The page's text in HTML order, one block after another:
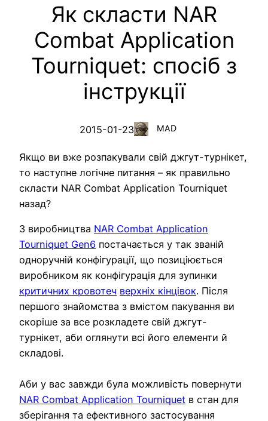
Як скласти NAR
Combat Application
Tourniquet: спосіб з
інструкції
2015-01-23 MAD
Якщо ви вже розпакували свій джгут-турнікет,
то наступне логічне питання – як правильно
скласти NAR Combat Application Tourniquet
назад?
З виробництва NAR Combat Application
Tourniquet Gen6 постачається у так званій
одноручній конфігурації, що позиціюється
виробником як конфігурація для зупинки
критичних кровотеч верхніх кінцівок. Після
першого знайомства з вмістом пакування ви
скоріше за все розкладете свій джгут-
турнікет, аби оглянути всі його елементи й
складові.
Аби у вас завжди була можливість повернути
NAR Combat Application Tourniquet в стан для
зберігання та ефективного застосування